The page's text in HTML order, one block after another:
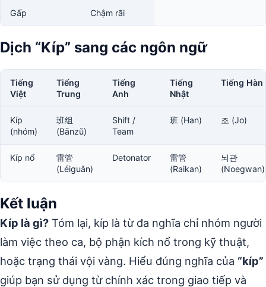
Gấp Chậm rãi
Dịch “Kíp” sang các ngôn ngữ
Tiếng
Việt
Tiếng
Trung
Tiếng
Anh
Tiếng
Nhật
Tiếng Hàn
Kíp
(nhóm)
班组
(Bānzǔ)
Shift /
Team
班 (Han) 조 (Jo)
Kíp nổ
雷管
(Léiguǎn)
Detonator
雷管
(Raikan)
뇌관
(Noegwan)
Kết luận
Kíp là gì? Tóm lại, kíp là từ đa nghĩa chỉ nhóm người
làm việc theo ca, bộ phận kích nổ trong kỹ thuật,
hoặc trạng thái vội vàng. Hiểu đúng nghĩa của “kíp”
giúp bạn sử dụng từ chính xác trong giao tiếp và